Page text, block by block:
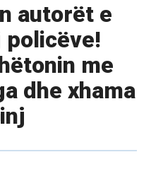
autorët e
me
dhe xhama